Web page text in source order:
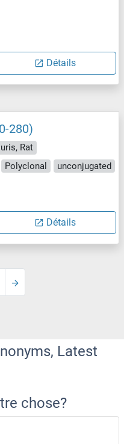
Détails
280)
Rat
Polyclonal unconjugated
Détails
Latest
chose?